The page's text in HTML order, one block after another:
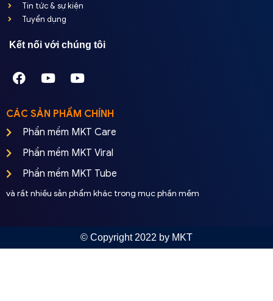
Tin tức & sự kiện
Tuyển dụng
Kết nối với chúng tôi
CÁC SẢN PHẨM CHÍNH
Phần mềm MKT Care
Phần mềm MKT Viral
Phần mềm MKT Tube
và rất nhiều sản phẩm khác trong mục phần mềm
© Copyright 2022 by MKT